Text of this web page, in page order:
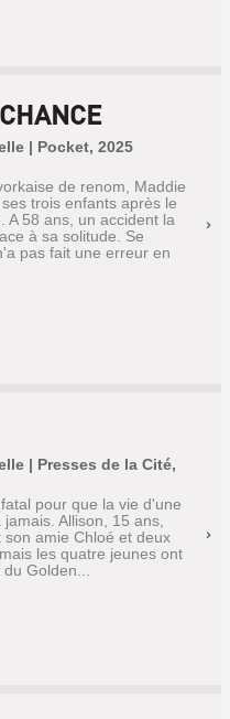
| Pocket, 2025
de renom, Maddie
trois enfants après le
A 58 ans, un accident la
à sa solitude. Se
pas fait une erreur en
| Presses de la Cité,
pour que la vie d'une
Allison, 15 ans,
amie Chloé et deux
les quatre jeunes ont
Golden...